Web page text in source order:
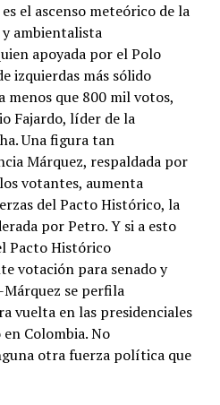
el ascenso meteórico de la
ambientalista
apoyada por el Polo
izquierdas más sólido
menos que 800 mil votos,
Fajardo, líder de la
Una figura tan
Márquez, respaldada por
votantes, aumenta
del Pacto Histórico, la
por Petro. Y si a esto
Pacto Histórico
votación para senado y
se perfila
vuelta en las presidenciales
Colombia. No
otra fuerza política que